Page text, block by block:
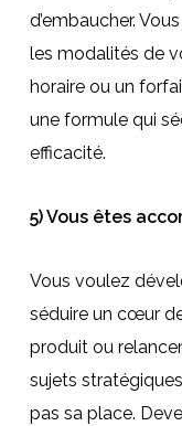
d’embaucher.
les modalités de
horaire ou un
une formule qui
efficacité.
5) Vous êtes
Vous voulez
séduire un cœur
produit ou
sujets
pas sa place.